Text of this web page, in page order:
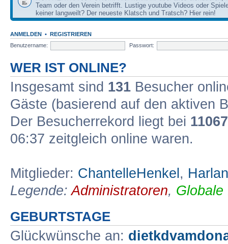
Team oder den Verein betrifft. Lustige youtube Videos oder
keiner langweilt? Der neueste Klatsch und Tratsch? Hier rein!
ANMELDEN • REGISTRIEREN
Benutzername:
Passwort:
WER IST ONLINE?
Insgesamt sind 131 Besucher
Gäste (basierend auf den aktiven
Der Besucherrekord liegt bei 11067
06:37 zeitgleich online waren.
Mitglieder: ChantelleHenkel ,
Legende:Administratoren, Globale
GEBURTSTAGE
Glückwünsche an: